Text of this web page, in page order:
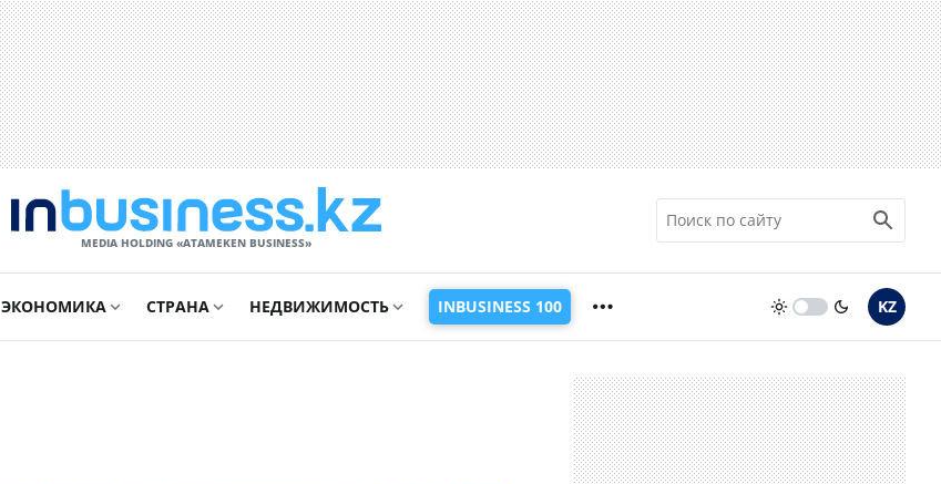
MEDIA HOLDING «ATAMEKЕN BUSINESS»
ЭКОНОМИКА СТРАНА НЕДВИЖИМОСТЬ INBUSINESS 100 KZ